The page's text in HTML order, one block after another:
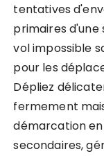
tentatives
primaires d'une
vol impossible
pour les
Dépliez
fermement
démarcation
secondaires,